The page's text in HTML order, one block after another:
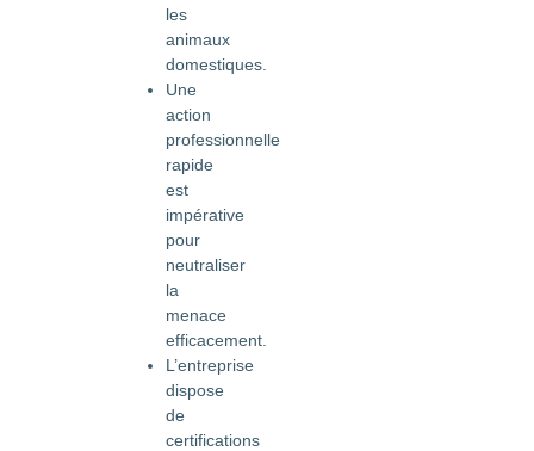
les
animaux
domestiques.
Une
action
professionnelle
rapide
est
impérative
pour
neutraliser
la
menace
efficacement.
L’entreprise
dispose
de
certifications